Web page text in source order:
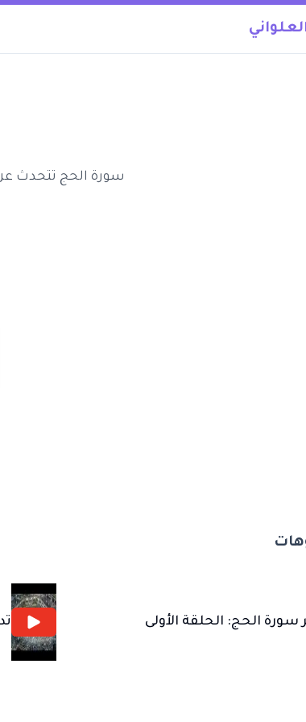
سورة الحج تتحدث
سورة الحج: الحلقة الأولى